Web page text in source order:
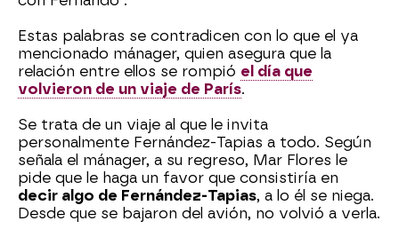
Estas palabras se contradicen con lo que el ya
mencionado mánager, quien asegura que la
relación entre ellos se rompió el día que
volvieron de un viaje de París.
Se trata de un viaje al que le invita
personalmente Fernández-Tapias a todo. Según
señala el mánager, a su regreso, Mar Flores le
pide que le haga un favor que consistiría en
decir algo de Fernández-Tapias, a lo él se niega.
Desde que se bajaron del avión, no volvió a verla.